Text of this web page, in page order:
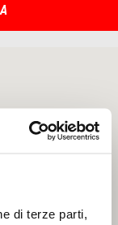
di terze parti,